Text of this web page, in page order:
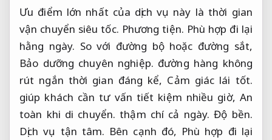
Ưu điểm lớn nhất của dịch vụ này là thời gian
vận chuyển siêu tốc. Phương tiện. Phù hợp đi lại
hằng ngày. So với đường bộ hoặc đường sắt,
Bảo dưỡng chuyên nghiệp. đường hàng không
rút ngắn thời gian đáng kể, Cảm giác lái tốt.
giúp khách cần tư vấn tiết kiệm nhiều giờ, An
toàn khi di chuyển. thậm chí cả ngày.Độ bền.
Dịch vụ tận tâm. Bên cạnh đó, Phù hợp đi lại